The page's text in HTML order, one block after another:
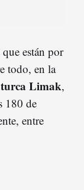
están por
todo, en la
turca Limak,
180 de
entre